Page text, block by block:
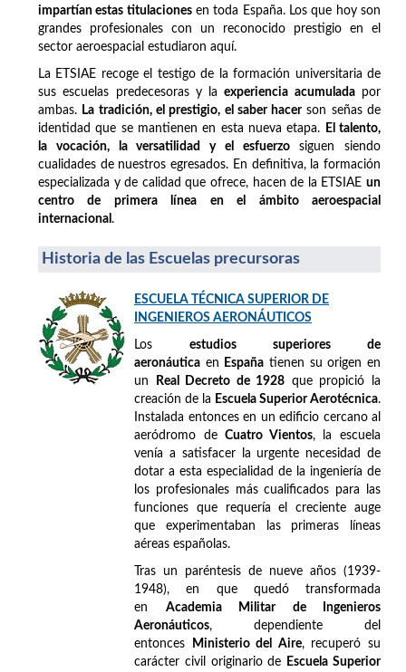
impartían estas titulacionesen toda España. Los que hoy son
grandes profesionales con un reconocido prestigio en el
sector aeroespacial estudiaron aquí.
La ETSIAE recoge el testigo de la formación universitaria de
sus escuelas predecesoras y laexperiencia acumuladapor
ambas. La tradición, el prestigio, el saber hacerson señas de
identidad que se mantienen en esta nueva etapa.
El talento,
la vocación, la versatilidad y el esfuerzosiguen siendo
cualidades de nuestros egresados. En definitiva, la formación
especializada y de calidad que ofrece, hacen de la ETSIAE un
centro de primera línea en el ámbito aeroespacial
internacional .
Historia de las Escuelas precursoras
ESCUELA TÉCNICA SUPERIOR DE
INGENIEROS AERONÁUTICOS
Los estudios superiores de
aeronáutica en España tienen su origen en
un
Real Decreto de 1928 que propició la
creación de la Escuela Superior Aerotécnica.
Instalada entonces en un edificio cercano al
aeródromo deCuatro Vientos, la escuela
venía a satisfacer la urgente necesidad de
dotar a esta especialidad de la ingeniería de
los profesionales más cualificados para las
funciones que requería el creciente auge
que experimentaban las primeras líneas
aéreas españolas.
Tras un paréntesis de nueve años (1939-
1948), en que quedó transformada
en Academia Militar de Ingenieros
Aeronáuticos, dependiente del
entonces
Ministerio del Aire, recuperó su
carácter civil originario de
Escuela Superior